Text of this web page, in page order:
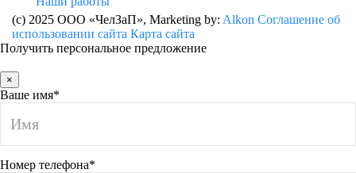
(c) 2025 ООО «ЧелЗаП», Marketing by: Alkon Соглашение об
использовании сайта Карта сайта
Получить персональное предложение
×
Ваше имя*
Номер телефона*